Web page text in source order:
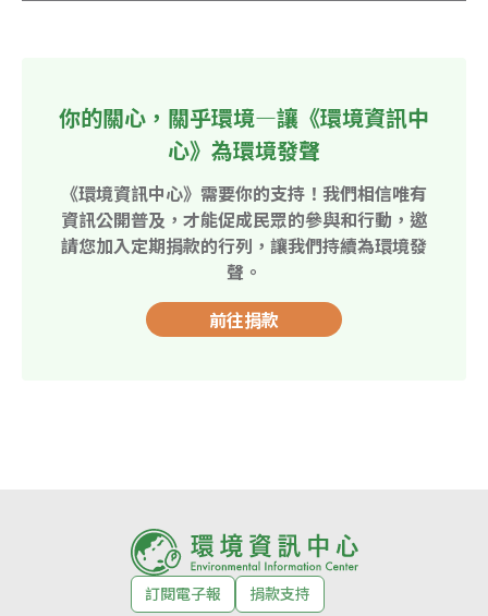
你的關心，關乎環境—讓《環境資訊中
心》為環境發聲
《環境資訊中心》需要你的支持！我們相信唯有
資訊公開普及，才能促成民眾的參與和行動，邀
請您加入定期捐款的行列，讓我們持續為環境發
聲。
前往捐款
訂閱電子報 捐款支持